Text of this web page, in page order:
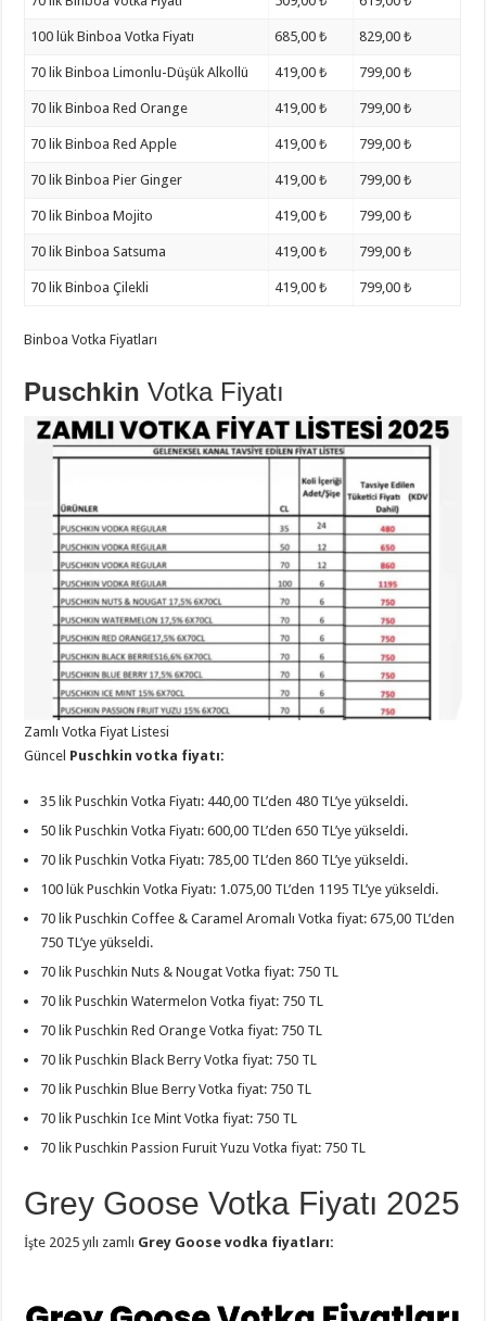
100 lük Binboa Votka Fiyatı 685,00 ₺ 829,00 ₺
70 lik Binboa Limonlu-Düşük Alkollü 419,00 ₺ 799,00 ₺
70 lik Binboa Red Orange 419,00 ₺ 799,00 ₺
70 lik Binboa Red Apple 419,00 ₺ 799,00 ₺
70 lik Binboa Pier Ginger 419,00 ₺ 799,00 ₺
70 lik Binboa Mojito 419,00 ₺ 799,00 ₺
70 lik Binboa Satsuma 419,00 ₺ 799,00 ₺
70 lik Binboa Çilekli 419,00 ₺ 799,00 ₺
Binboa Votka Fiyatları
Puschkin Votka Fiyatı
Zamlı Votka Fiyat Listesi
Güncel Puschkin votka fiyatı:
35 lik Puschkin Votka Fiyatı: 440,00 TL’den 480 TL’ye yükseldi.
50 lik Puschkin Votka Fiyatı: 600,00 TL’den 650 TL’ye yükseldi.
70 lik Puschkin Votka Fiyatı: 785,00 TL’den 860 TL’ye yükseldi.
100 lük Puschkin Votka Fiyatı: 1.075,00 TL’den 1195 TL’ye yükseldi.
70 lik Puschkin Coffee & Caramel Aromalı Votka fiyat: 675,00 TL’den
750 TL’ye yükseldi.
70 lik Puschkin Nuts & Nougat Votka fiyat: 750 TL
70 lik Puschkin Watermelon Votka fiyat: 750 TL
70 lik Puschkin Red Orange Votka fiyat: 750 TL
70 lik Puschkin Black Berry Votka fiyat: 750 TL
70 lik Puschkin Blue Berry Votka fiyat: 750 TL
70 lik Puschkin Ice Mint Votka fiyat: 750 TL
70 lik Puschkin Passion Furuit Yuzu Votka fiyat: 750 TL
Grey Goose Votka Fiyatı 2025
İşte 2025 yılı zamlı Grey Goose vodka fiyatları: